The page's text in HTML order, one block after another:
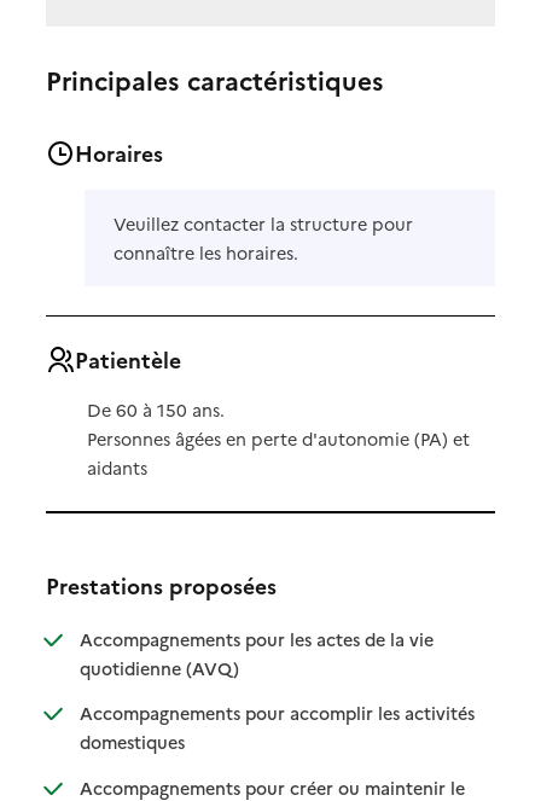
Principales caractéristiques
Horaires
Veuillez contacter la structure pour
connaître les horaires.
Patientèle
De 60 à 150 ans.
Personnes âgées en perte d'autonomie (PA) et
aidants
Prestations proposées
Accompagnements pour les actes de la vie
quotidienne (AVQ): disponible
: non disponible
Accompagnements pour accomplir les activités
domestiques: disponible
: non disponible
Accompagnements pour créer ou maintenir le